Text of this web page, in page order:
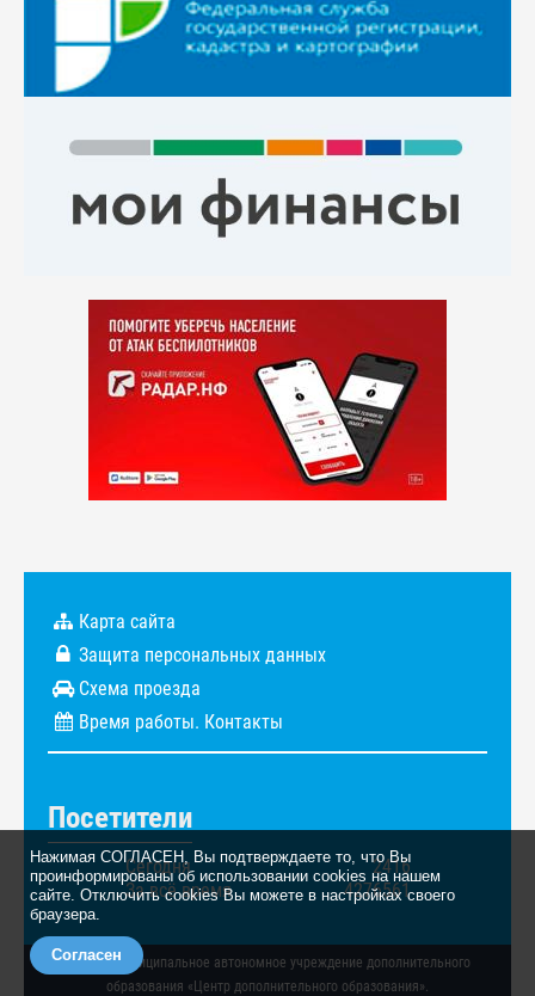
Нажимая СОГЛАСЕН, Вы подтверждаете то, что Вы
проинформированы об использовании cookies на нашем
сайте. Отключить cookies Вы можете в настройках своего
браузера.
Согласен
Карта сайта
Защита персональных данных
Схема проезда
Время работы. Контакты
Посетители
Сегодня
2416
За всё время
4276561
© 2026. Муниципальное автономное учреждение дополнительного
образования «Центр дополнительного образования».